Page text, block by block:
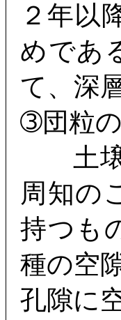
２年以
めであ
て、深
➂団粒
土壌
周知の
持つも
種の空
孔隙に